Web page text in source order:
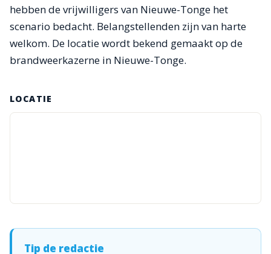
hebben de vrijwilligers van Nieuwe-Tonge het
scenario bedacht. Belangstellenden zijn van harte
welkom. De locatie wordt bekend gemaakt op de
brandweerkazerne in Nieuwe-Tonge.
LOCATIE
Tip de redactie